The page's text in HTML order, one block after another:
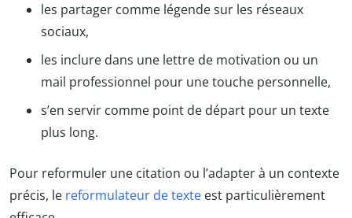
les partager comme légende sur les réseaux
sociaux,
les inclure dans une lettre de motivation ou un
mail professionnel pour une touche personnelle,
s’en servir comme point de départ pour un texte
plus long.
Pour reformuler une citation ou l’adapter à un contexte
précis, le reformulateur de texte est particulièrement